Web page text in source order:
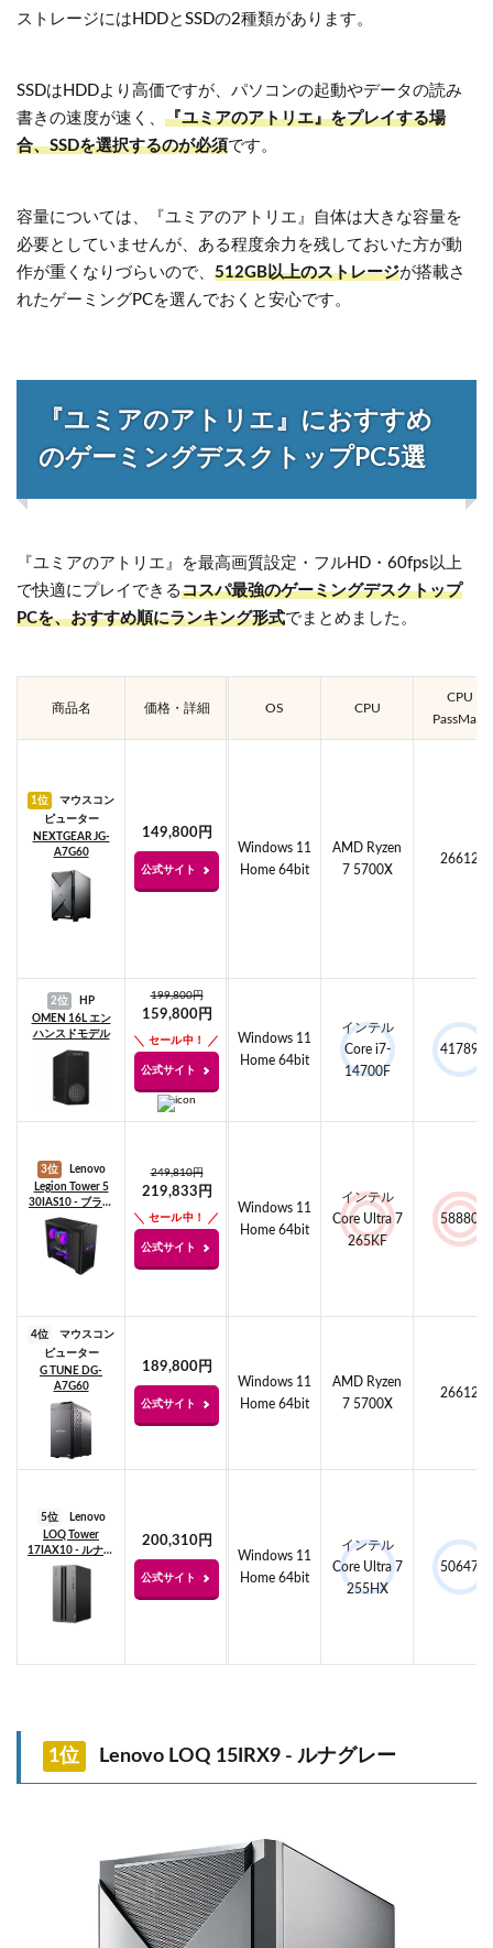
ストレージにはHDDとSSDの2種類があります。
SSDはHDDより高価ですが、パソコンの起動やデータの読み
書きの速度が速く、 『ユミアのアトリエ』をプレイする場
合、SSDを選択するのが必須です。
容量については、『ユミアのアトリエ』自体は大きな容量を
必要としていませんが、ある程度余力を残しておいた方が動
作が重くなりづらいので、 512GB以上のストレージが搭載さ
れたゲーミングPCを選んでおくと安心です。
『ユミアのアトリエ』におすすめ
のゲーミングデスクトップPC5選
『ユミアのアトリエ』を最高画質設定・フルHD・60fps以上
で快適にプレイできるコスパ最強のゲーミングデスクトップ
PCを、おすすめ順にランキング形式でまとめました。
商品名 価格・詳細 OS CPU
CPU
PassMark
1位
マウスコン
ピューター
NEXTGEAR JG-
A7G60
149,800円
公式サイト
Windows 11
Home 64bit
AMD Ryzen
7 5700X
26612
2位
HP
OMEN 16L エン
ハンスドモデル
199,800円
159,800円
セール中！
公式サイト
Windows 11
Home 64bit
インテル
Core i7-
14700F
41789
3位
Lenovo
Legion Tower 5
30IAS10 - ブラッ
ク
249,810円
219,833円
セール中！
公式サイト
Windows 11
Home 64bit
インテル
Core Ultra 7
265KF
58880
4位
マウスコン
ピューター
G TUNE DG-
A7G60
189,800円
公式サイト
Windows 11
Home 64bit
AMD Ryzen
7 5700X
26612
5位
Lenovo
LOQ Tower
17IAX10 - ルナグ
レー
200,310円
公式サイト
Windows 11
Home 64bit
インテル
Core Ultra 7
255HX
50647
1位 Lenovo LOQ 15IRX9 - ルナグレー